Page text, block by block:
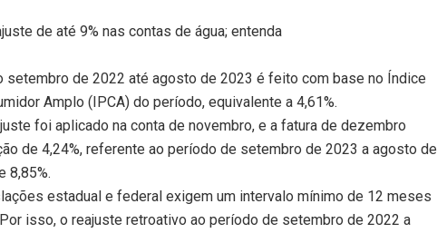
de até 9% nas contas de água; entenda
setembro de 2022 até agosto de 2023 é feito com base no Índice
Amplo (IPCA) do período, equivalente a 4,61%.
foi aplicado na conta de novembro, e a fatura de dezembro
de 4,24%, referente ao período de setembro de 2023 a agosto de
8,85%.
estadual e federal exigem um intervalo mínimo de 12 meses
isso, o reajuste retroativo ao período de setembro de 2022 a